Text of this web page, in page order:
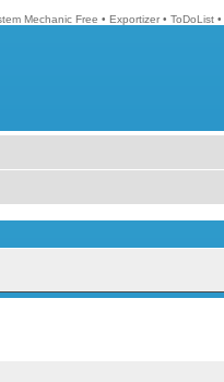
Mechanic Free • Exportizer • ToDoList •